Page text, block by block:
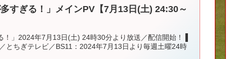
すぎる！」メインPV【7月13日(土) 24:30～
」2024年7月13日(土) 24時30分より放送／配信開始！ ▌
とちぎテレビ／BS11：2024年7月13日より毎週土曜24時